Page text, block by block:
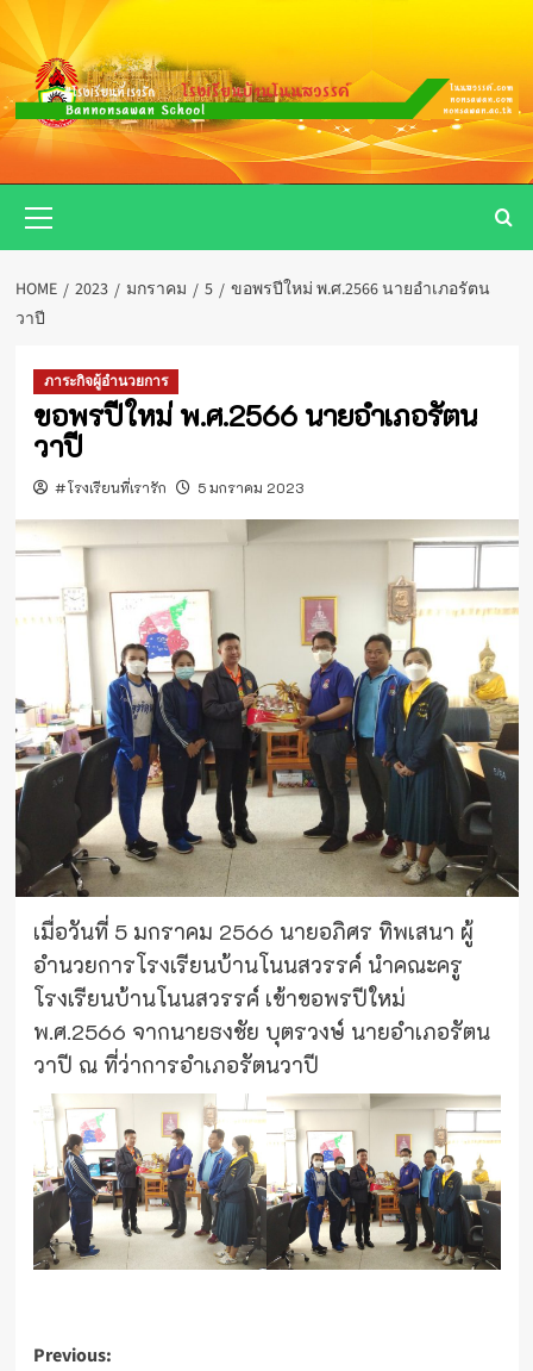
Skip
content
Menu
HOME 2023 มกราคม 5
ขอพรปีใหม่ พ.ศ.2566 นายอำเภอรัตน
วาปี
ภาระกิจผู้อำนวยการ
ขอพรปีใหม่ พ.ศ.2566 นายอำเภอรัตน
วาปี
#โรงเรียนที่เรารัก 5 มกราคม 2023
เมื่อวันที่ 5 มกราคม 2566 นายอภิศร ทิพเสนา ผู้
อำนวยการโรงเรียนบ้านโนนสวรรค์ นำคณะครู
โรงเรียนบ้านโนนสวรรค์ เข้าขอพรปีใหม่
พ.ศ.2566 จากนายธงชัย บุตรวงษ์ นายอำเภอรัตน
วาปี ณ ที่ว่าการอำเภอรัตนวาปี
Post
Previous: